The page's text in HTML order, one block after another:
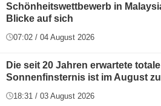
Schönheitswettbewerb in
Blicke auf sich
07:02 / 04 August 2026
Die seit 20 Jahren erwartete totale
Sonnenfinsternis ist im August
18:31 / 03 August 2026